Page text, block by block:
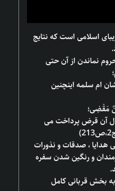
اسلامی است که نتایج
نماندن از آن حتی
ام سلمه اینچنین
مَقْضِی‏؛
آن قرض پرداخت می‌
هدایا ، صدقات و نذورات
و رنگین شدن سفره
بخش قربانی کامل